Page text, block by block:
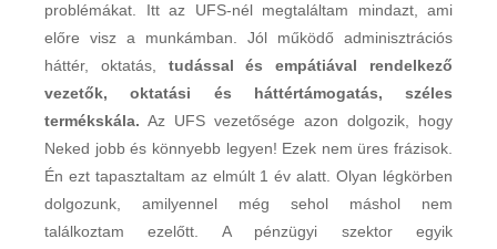
problémákat. Itt az UFS-nél megtaláltam mindazt, ami
előre visz a munkámban. Jól működő adminisztrációs
háttér, oktatás, tudással és empátiával rendelkező
vezetők, oktatási és háttértámogatás, széles
termékskála. Az UFS vezetősége azon dolgozik, hogy
Neked jobb és könnyebb legyen! Ezek nem üres frázisok.
Én ezt tapasztaltam az elmúlt 1 év alatt. Olyan légkörben
dolgozunk, amilyennel még sehol máshol nem
találkoztam ezelőtt. A pénzügyi szektor egyik